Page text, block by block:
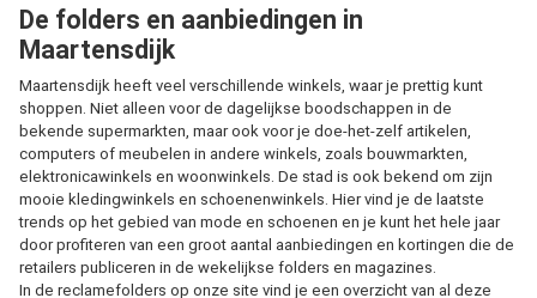
De folders en aanbiedingen in
Maartensdijk
Maartensdijk heeft veel verschillende winkels, waar je prettig kunt
shoppen. Niet alleen voor de dagelijkse boodschappen in de
bekende supermarkten, maar ook voor je doe-het-zelf artikelen,
computers of meubelen in andere winkels, zoals bouwmarkten,
elektronicawinkels en woonwinkels. De stad is ook bekend om zijn
mooie kledingwinkels en schoenenwinkels. Hier vind je de laatste
trends op het gebied van mode en schoenen en je kunt het hele jaar
door profiteren van een groot aantal aanbiedingen en kortingen die de
retailers publiceren in de wekelijkse folders en magazines.
In de reclamefolders op onze site vind je een overzicht van al deze